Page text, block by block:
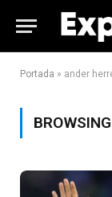
Portada » ander